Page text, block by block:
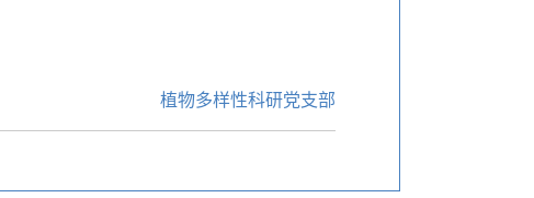
植物多样性科研党支部